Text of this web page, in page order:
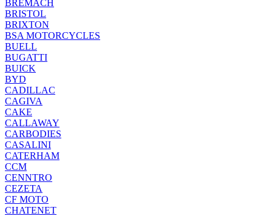
BREMACH
BRISTOL
BRIXTON
BSA MOTORCYCLES
BUELL
BUGATTI
BUICK
BYD
CADILLAC
CAGIVA
CAKE
CALLAWAY
CARBODIES
CASALINI
CATERHAM
CCM
CENNTRO
CEZETA
CF MOTO
CHATENET